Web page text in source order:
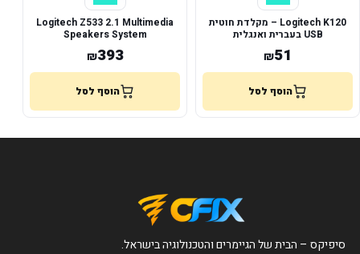
Logitech K120 – מקלדת חוטית
USB בעברית ואנגלית
₪51
הוסף לסל
Logitech Z533 2.1 Multimedia
Speakers System
₪393
הוסף לסל
סיפיקס – הבית של הגיימרים והטכנולוגיה בישראל.